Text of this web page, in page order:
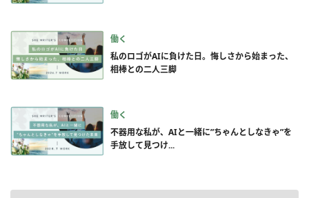
働く
私のロゴがAIに負けた日。悔しさから始まった、
相棒との二人三脚
働く
不器用な私が、AIと一緒に”ちゃんとしなきゃ”を
手放して見つけ...